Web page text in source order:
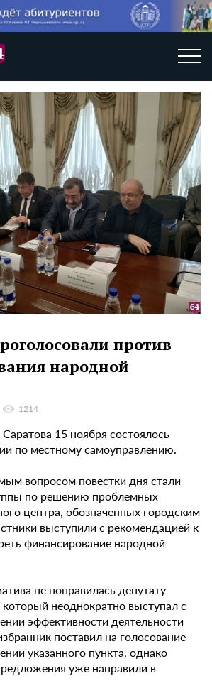
против
народной
1214
15 ноября состоялось
по местному самоуправлению.
вопросом повестки дня стали
по решению проблемных
центра, обозначенных городским
выступили с рекомендацией к
финансирование народной
не понравилась депутату
неоднократно выступал с
эффективности деятельности
поставил на голосование
указанного пункта, однако
уже направили в